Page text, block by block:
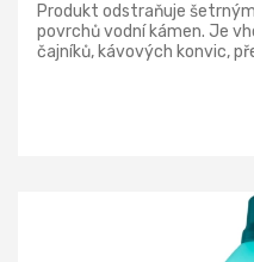
Produkt odstraňuje
povrchů vodní kámen. Je
čajníků, kávových konvic,